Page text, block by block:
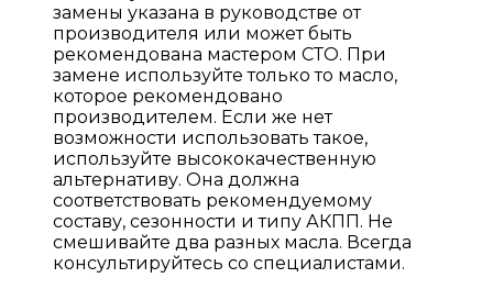
замены указана в руководстве от
производителя или может быть
рекомендована мастером СТО. При
замене используйте только то масло,
которое рекомендовано
производителем. Если же нет
возможности использовать такое,
используйте высококачественную
альтернативу. Она должна
соответствовать рекомендуемому
составу, сезонности и типу АКПП. Не
смешивайте два разных масла. Всегда
консультируйтесь со специалистами.